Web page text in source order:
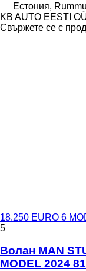
Естония, Rummu
KB AUTO EESTI
Свържете се с
18.250 EURO 6
5
Волан MAN
MODEL 2024